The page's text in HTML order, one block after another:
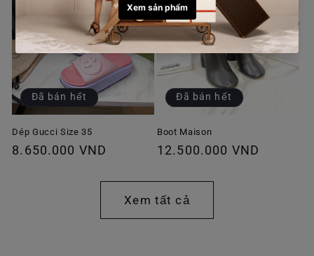
Đã bán hết
Dép Gucci Size 35
Giá
8.650.000 VND
Đã bán hết
Boot Maison
Giá
thường
12.500.000 VND
Xem tất cả